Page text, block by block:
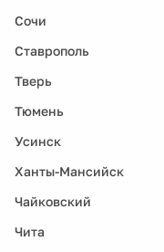
Сочи
Ставрополь
Тверь
Тюмень
Усинск
Ханты-Мансийск
Чайковский
Чита